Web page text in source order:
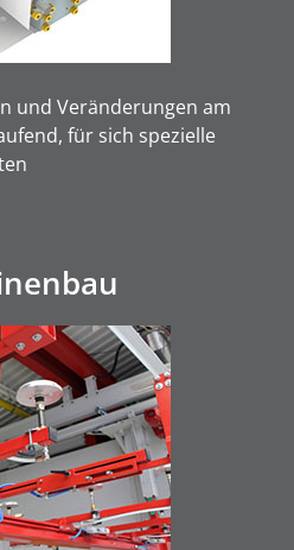
und Veränderungen am
für sich spezielle